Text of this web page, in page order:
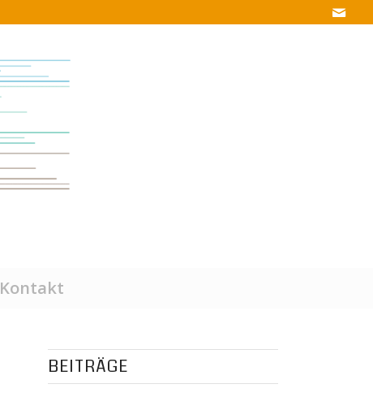
Kontakt
BEITRÄGE